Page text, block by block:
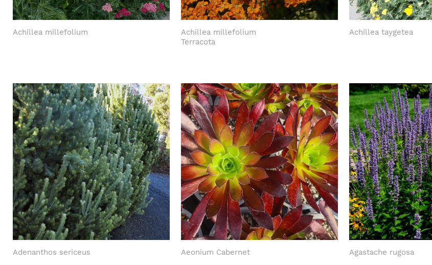
Achillea millefolium
Achillea millefolium
Terracota
Achillea taygetea
Adenanthos sericeus Aeonium Cabernet Agastache rugosa